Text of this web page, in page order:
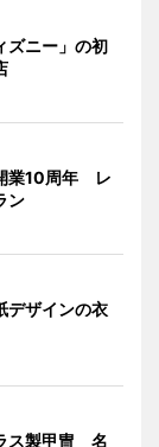
ズニー」の初
業10周年 レ
ン
デザインの衣
ス製甲冑 名